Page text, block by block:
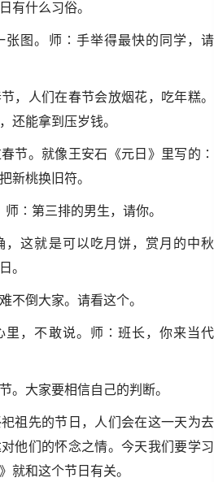
有什么习俗。
张图。师 ∶ 手举得最快的同学，请
，人们在春节会放烟花，吃年糕。
还能拿到压岁钱。
节。就像王安石《元日》里写的 ∶
新桃换旧符。
师 ∶ 第三排的男生，请你。
，这就是可以吃月饼，赏月的中秋
。
不倒大家。请看这个。
里，不敢说。师 ∶ 班长，你来当代
。大家要相信自己的判断。
祖先的节日，人们会在这一天为去
他们的怀念之情。今天我们要学习
就和这个节日有关。